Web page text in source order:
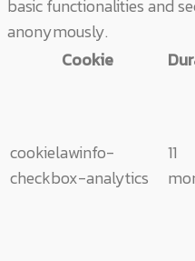
basic functionalities and
anonymously.
Cookie
cookielawinfo-
checkbox-analytics
11